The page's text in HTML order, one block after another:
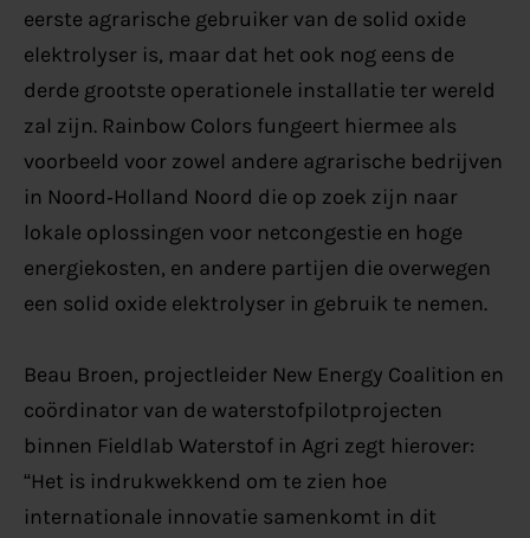
eerste agrarische gebruiker van de solid oxide
elektrolyser is, maar dat het ook nog eens de
derde grootste operationele installatie ter wereld
zal zijn. Rainbow Colors fungeert hiermee als
voorbeeld voor zowel andere agrarische bedrijven
in Noord‑Holland Noord die op zoek zijn naar
lokale oplossingen voor netcongestie en hoge
energiekosten, en andere partijen die overwegen
een solid oxide elektrolyser in gebruik te nemen.
Beau Broen, projectleider New Energy Coalition en
coördinator van de waterstofpilotprojecten
binnen Fieldlab Waterstof in Agri zegt hierover:
“Het is indrukwekkend om te zien hoe
internationale innovatie samenkomt in dit